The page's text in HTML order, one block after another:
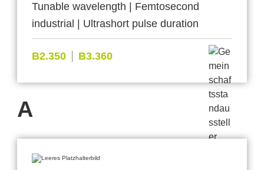
Tunable wavelength | Femtosecond
industrial | Ultrashort pulse duration
B2.350 B3.360
A